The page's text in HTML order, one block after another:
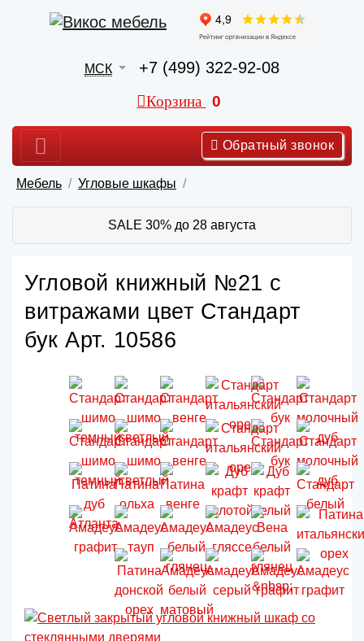
МСК +7 (499) 322-92-08
Корзина 0
Обратный звонок
Мебель Угловые шкафы
SALE 30% до 28 августа
Угловой книжный №21 с
витражами цвет Стандарт
бук Арт. 10586